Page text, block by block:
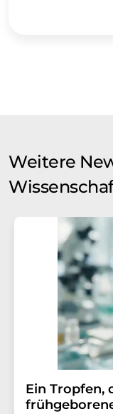
Weitere
Ein Tropfen,